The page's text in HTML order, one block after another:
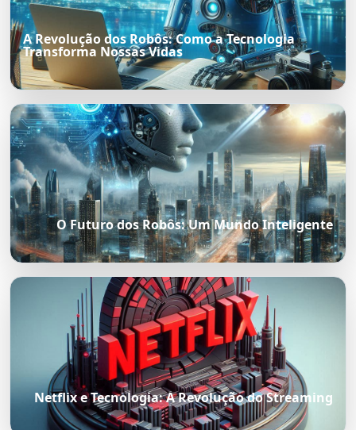
A Revolução dos Robôs: Como a Tecnologia
Transforma Nossas Vidas
O Futuro dos Robôs: Um Mundo Inteligente
Netflix e Tecnologia: A Revolução do Streaming